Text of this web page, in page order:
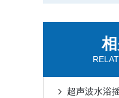
超声波水浴